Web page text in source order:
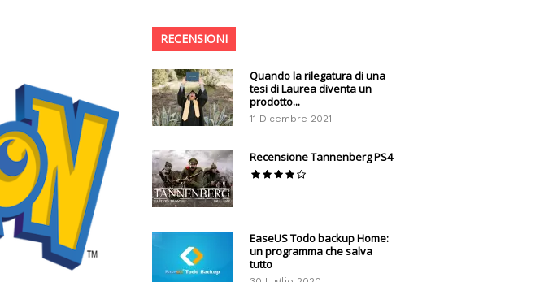
RECENSIONI
Quando la rilegatura di una
tesi di Laurea diventa un
prodotto...
11 Dicembre 2021
Recensione Tannenberg PS4
EaseUS Todo backup Home:
un programma che salva
tutto